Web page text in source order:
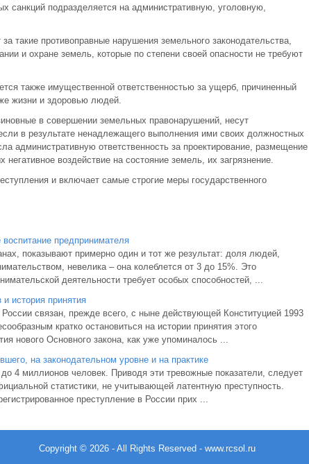
санкций подразделяется на административную, уголовную,
такие противоправные нарушения земельного законодательства,
и охране земель, которые по степени своей опасности не требуют
также имущественной ответственностью за ущерб, причиненный
жизни и здоровью людей.
в совершении земельных правонарушений, несут
в результате ненадлежащего выполнения ими своих должностных
административную ответственность за проектирование, размещение
воздействие на состояние земель, их загрязнение.
и включает самые строгие меры государственного
предпринимателя
показывают примерно один и тот же результат: доля людей,
невелика – она колеблется от 3 до 15%. Это
деятельности требует особых способностей, ...
и история принятия
связан, прежде всего, с ныне действующей Конституцией 1993
кратко остановиться на истории принятия этого
нового Основного закона, как уже упоминалось ...
на законодательном уровне и на практике
4 миллионов человек. Приводя эти тревожные показатели, следует
статистики, не учитывающей латентную преступность.
преступление в России прих ...
Copyright © 2026 - All Rights Reserved - www.rcsol.ru